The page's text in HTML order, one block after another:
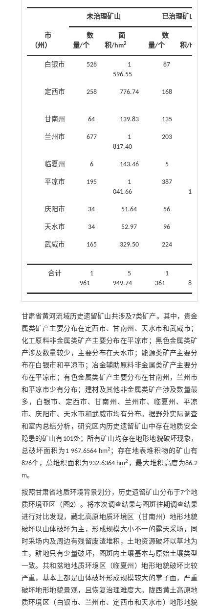
市
（州）
未治理矿山 已治理矿山
数
量/个
面
积/hm2
数
量/个
积/hm
合计
1
961
5
949.74
1
361
832.06
白银市 528
1
596.55
87
定西市 258 776.74 168
甘南州 64 139.83 135
兰州市 677
1
817.40
203
临夏州 6 143.46 5
平凉市 195
1
041.66
387
138.14
庆阳市 34 51.64 56
天水市 34 52.97 96
武威市 165 329.50 224
甘肃省黄河流域历史遗留矿山共涉及7类矿产。其中，贵金
属类矿产主要分布在定西市、甘南州、天水市和武威市；
化工原料非金属类矿产主要分布在平凉市；黑色金属类矿
产涉及数量较少，主要分布在天水市；能源类矿产主要分
布在白银市和平凉市；冶金辅助原料非金属类矿产主要分
布在平凉市；有色金属类矿产主要分布在甘南州，兰州市
和平凉市少有分布；建材及其他非金属类矿产涉及数量最
多，白银市、定西市、甘南州、兰州市、临夏州、平凉
市、庆阳市、天水市和武威市均有分布。据野外实际调查
和室内总结分析，研究区内历史遗留矿山中存在地质安全
隐患的矿山有101处；所有矿山均存在地形地貌破坏现象，
总破坏面积为1 967.6564 hm2 ；存在地表堆积物的矿山有
826个，总堆积面积为932.6364 hm2 ，最大堆积高度为86.2
m。
按照甘肃省地质环境背景划分，历史遗留矿山分布于7个地
质环境亚区（ 图2）。将本次调查结果与图斑往期调查结果
进行对比发现，藏北高原地质环境区（甘南州）地形地貌
破坏以山体破坏为主，形成规模大小不一的露天采场，同
时采场内及周边有残留废渣堆积，土地资源破坏以草地为
主，耕地只有少量破坏，图斑内土壤基本与原始土壤类型
一致。共和盆地地质环境区（临夏州）地形地貌破坏比较
严重，基本上都是山体破坏形成规模较大的掌子面，严重
破坏地形地貌景观，且恢复治理难度大。陇西黄土高原地
质环境区（白银市、兰州市、定西市和天水市）地形地貌